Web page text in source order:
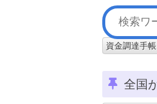
資金調達手
全国